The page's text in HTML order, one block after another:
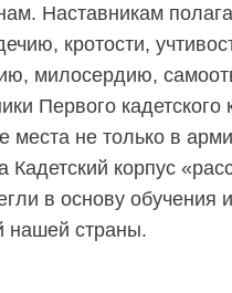
Наставникам
кротости,
милосердию,
Первого
места не только в
Кадетский корпус
в основу
нашей страны.